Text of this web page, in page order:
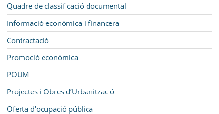
Quadre de classificació documental
Informació econòmica i financera
Contractació
Promoció econòmica
POUM
Projectes i Obres d’Urbanització
Oferta d'ocupació pública